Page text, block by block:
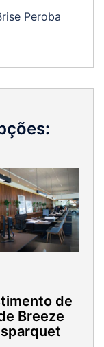
Peroba
de
Breeze